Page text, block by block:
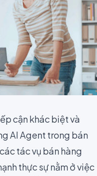
cận khác biệt và
AI Agent trong bán
tác vụ bán hàng
thực sự nằm ở việc